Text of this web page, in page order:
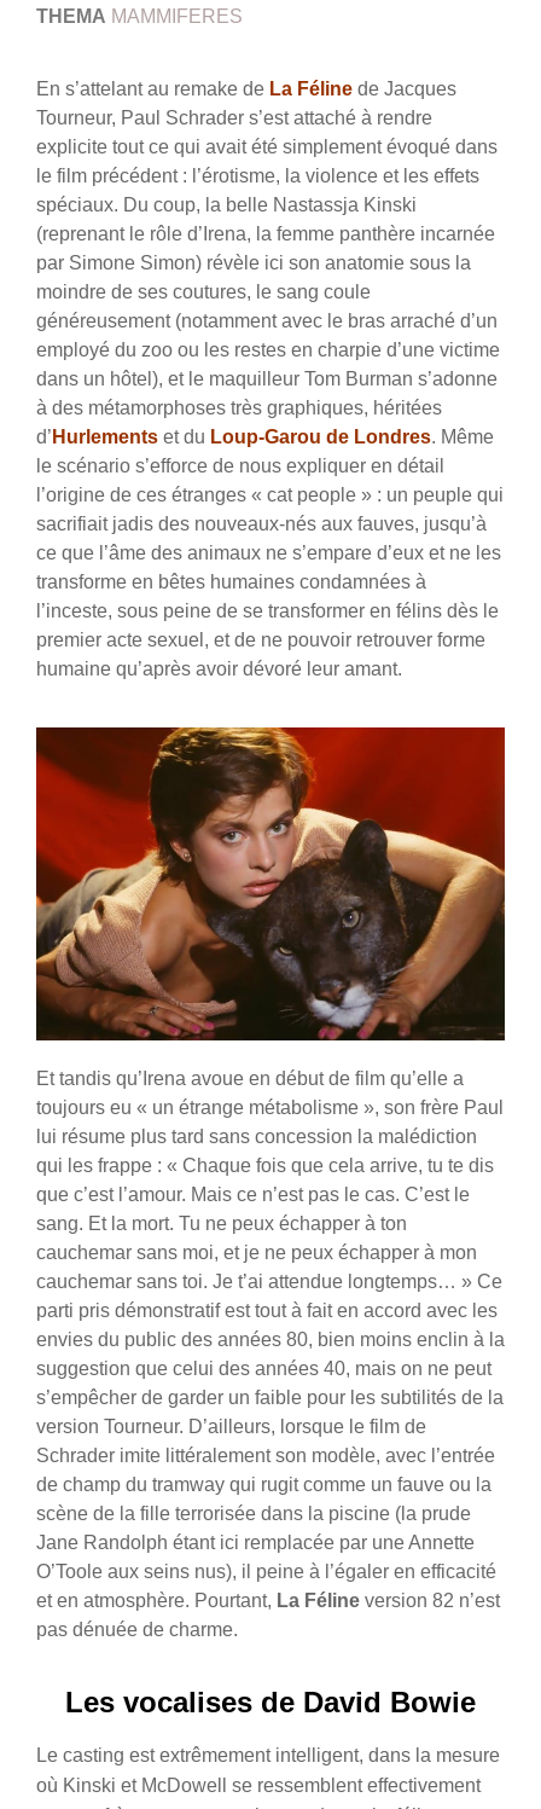
THEMA MAMMIFERES
En s’attelant au remake de La Féline de Jacques
Tourneur, Paul Schrader s’est attaché à rendre
explicite tout ce qui avait été simplement évoqué dans
le film précédent : l’érotisme, la violence et les effets
spéciaux. Du coup, la belle Nastassja Kinski
(reprenant le rôle d’Irena, la femme panthère incarnée
par Simone Simon) révèle ici son anatomie sous la
moindre de ses coutures, le sang coule
généreusement (notamment avec le bras arraché d’un
employé du zoo ou les restes en charpie d’une victime
dans un hôtel), et le maquilleur Tom Burman s’adonne
à des métamorphoses très graphiques, héritées
d’ Hurlements et du Loup-Garou de Londres. Même
le scénario s’efforce de nous expliquer en détail
l’origine de ces étranges « cat people » : un peuple qui
sacrifiait jadis des nouveaux-nés aux fauves, jusqu’à
ce que l’âme des animaux ne s’empare d’eux et ne les
transforme en bêtes humaines condamnées à
l’inceste, sous peine de se transformer en félins dès le
premier acte sexuel, et de ne pouvoir retrouver forme
humaine qu’après avoir dévoré leur amant.
Et tandis qu’Irena avoue en début de film qu’elle a
toujours eu « un étrange métabolisme », son frère Paul
lui résume plus tard sans concession la malédiction
qui les frappe : « Chaque fois que cela arrive, tu te dis
que c’est l’amour. Mais ce n’est pas le cas. C’est le
sang. Et la mort. Tu ne peux échapper à ton
cauchemar sans moi, et je ne peux échapper à mon
cauchemar sans toi. Je t’ai attendue longtemps… » Ce
parti pris démonstratif est tout à fait en accord avec les
envies du public des années 80, bien moins enclin à la
suggestion que celui des années 40, mais on ne peut
s’empêcher de garder un faible pour les subtilités de la
version Tourneur. D’ailleurs, lorsque le film de
Schrader imite littéralement son modèle, avec l’entrée
de champ du tramway qui rugit comme un fauve ou la
scène de la fille terrorisée dans la piscine (la prude
Jane Randolph étant ici remplacée par une Annette
O’Toole aux seins nus), il peine à l’égaler en efficacité
et en atmosphère. Pourtant, La Féline version 82 n’est
pas dénuée de charme.
Les vocalises de David Bowie
Le casting est extrêmement intelligent, dans la mesure
où Kinski et McDowell se ressemblent effectivement